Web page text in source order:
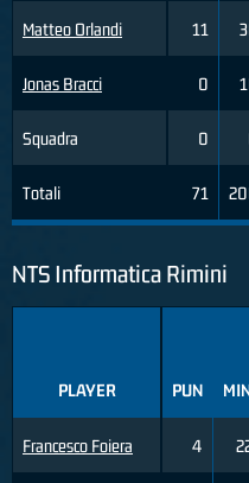
Matteo Orlandi
Jonas Bracci
Squadra
Totali
11
0
0
71
NTS Informatica Rimini
PLAYER
Francesco Foiera
PUN
4